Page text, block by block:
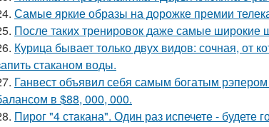
Самые яркие образы на дорожке премии
После таких тренировок даже самые широкие
Курица бывает только двух видов: сочная, от
стаканом воды.
Ганвест объявил себя самым богатым
в $88, 000, 000.
Пирог "4 стaкана". Один раз испечете - будете